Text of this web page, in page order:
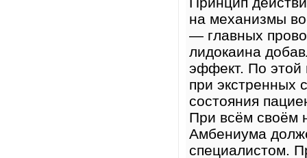
на механизмы
— главных
лидокаина
эффект. По этой
при экстренных
состояния
При всём своём
Амбениума
специалистом.